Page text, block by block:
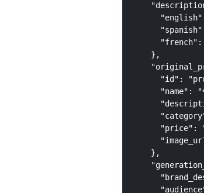
    },
"id":
"name":
"price":
    },